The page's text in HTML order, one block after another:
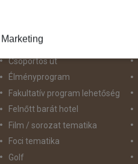
Csillagtúra
Csoportos út
Élményprogram
Fakultatív program lehetőség
Felnőtt barát hotel
Film / sorozat tematika
Foci tematika
Golf
Marketing